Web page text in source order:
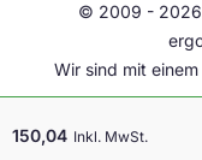
150,04 Inkl. MwSt.
Übrige
© 2009 - 2026
Wir sind mit